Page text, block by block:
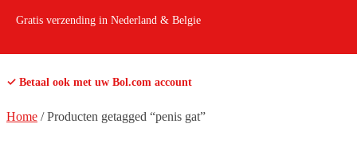
Gratis verzending in Nederland & Belgie
✓ Betaal ook met uw Bol.com account
Home /Producten getagged “penis gat”